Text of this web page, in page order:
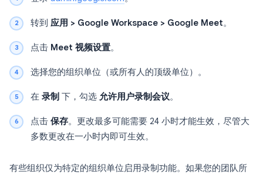
转到 应用 > Google Workspace > Google Meet。
点击 Meet 视频设置。
选择您的组织单位（或所有人的顶级单位）。
在 录制 下，勾选 允许用户录制会议。
点击 保存。更改最多可能需要 24 小时才能生效，尽管大
多数更改在一小时内即可生效。
有些组织仅为特定的组织单位启用录制功能。如果您的团队所